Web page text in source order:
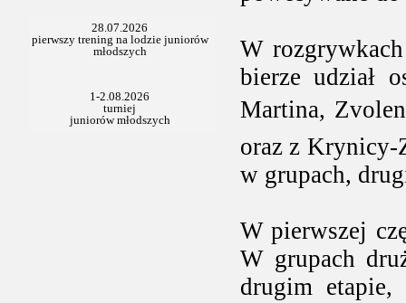
W
bierze udział
Martina,
oraz z Krynicy-
w grupach,
W pierwszej
W grupach
drugim